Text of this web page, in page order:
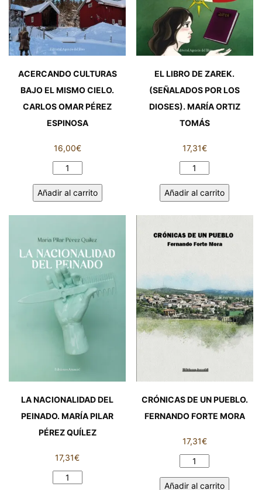
ACERCANDO CULTURAS
BAJO EL MISMO CIELO.
CARLOS OMAR PÉREZ
ESPINOSA
16,00€
ACERCANDO
BAJO
CIELO.
CARLOS
OMAR
PÉREZ
ESPINOSA
cantidad
Añadir al carrito
EL LIBRO DE ZAREK.
(SEÑALADOS POR LOS
DIOSES). MARÍA ORTIZ
TOMÁS
17,31€
DE
POR
MARÍA
ORTIZ
TOMÁS
cantidad
Añadir al carrito
LA NACIONALIDAD DEL
PEINADO. MARÍA PILAR
PÉREZ QUÍLEZ
17,31€
CRÓNICAS DE UN PUEBLO.
FERNANDO FORTE MORA
17,31€
CRÓNICAS
Añadir al carrito